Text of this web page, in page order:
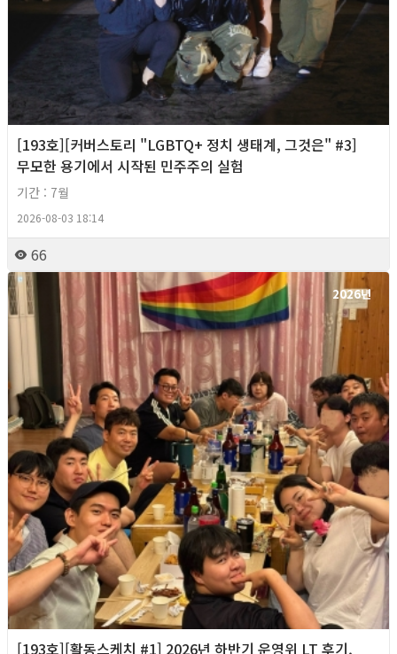
[193호][커버스토리 "LGBTQ+ 정치 생태계, 그것은" #3]
무모한 용기에서 시작된 민주주의 실험
기간 : 7월
2026-08-03 18:14
66
2026년
[193호][활동스케치 #1] 2026년 하반기 운영위 LT 후기,